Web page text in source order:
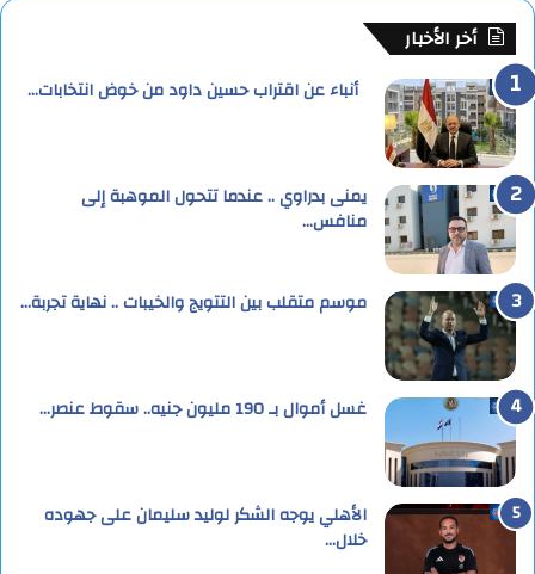
أخر الأخبار
أنباء عن اقتراب حسين داود من خوض انتخابات…
يمنى بدراوي .. عندما تتحول الموهبة إلى
منافس…
موسم متقلب بين التتويج والخيبات .. نهاية تجربة…
غسل أموال بـ 190 مليون جنيه.. سقوط عنصر…
الأهلي يوجه الشكر لوليد سليمان على جهوده
خلال…